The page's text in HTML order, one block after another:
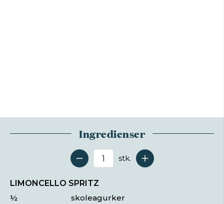
Ingredienser
Antal serveringer
stk.
LIMONCELLO SPRITZ
skoleagurker
½